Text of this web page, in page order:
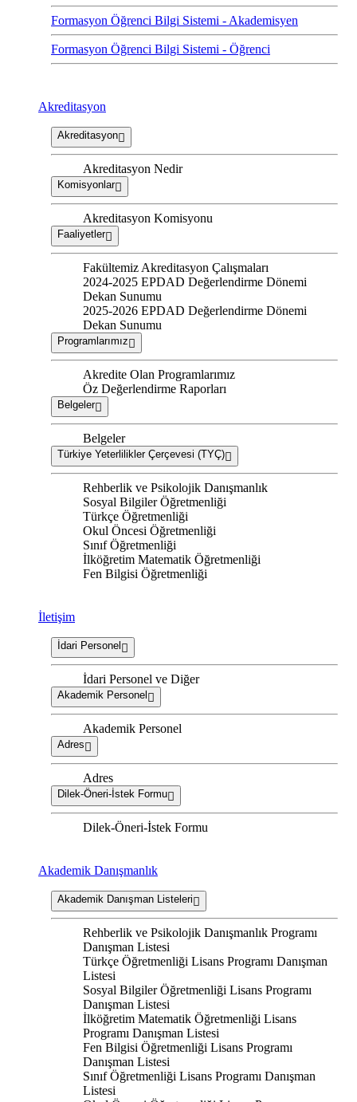
Formasyon Öğrenci Bilgi Sistemi - Akademisyen
Formasyon Öğrenci Bilgi Sistemi - Öğrenci
Akreditasyon
Akreditasyon
Akreditasyon Nedir
Komisyonlar
Akreditasyon Komisyonu
Faaliyetler
Fakültemiz Akreditasyon Çalışmaları
2024-2025 EPDAD Değerlendirme Dönemi
Dekan Sunumu
2025-2026 EPDAD Değerlendirme Dönemi
Dekan Sunumu
Programlarımız
Akredite Olan Programlarımız
Öz Değerlendirme Raporları
Belgeler
Belgeler
Türkiye Yeterlilikler Çerçevesi (TYÇ)
Rehberlik ve Psikolojik Danışmanlık
Sosyal Bilgiler Öğretmenliği
Türkçe Öğretmenliği
Okul Öncesi Öğretmenliği
Sınıf Öğretmenliği
İlköğretim Matematik Öğretmenliği
Fen Bilgisi Öğretmenliği
İletişim
İdari Personel
İdari Personel ve Diğer
Akademik Personel
Akademik Personel
Adres
Adres
Dilek-Öneri-İstek Formu
Dilek-Öneri-İstek Formu
Akademik Danışmanlık
Akademik Danışman Listeleri
Rehberlik ve Psikolojik Danışmanlık Programı
Danışman Listesi
Türkçe Öğretmenliği Lisans Programı Danışman
Listesi
Sosyal Bilgiler Öğretmenliği Lisans Programı
Danışman Listesi
İlköğretim Matematik Öğretmenliği Lisans
Programı Danışman Listesi
Fen Bilgisi Öğretmenliği Lisans Programı
Danışman Listesi
Sınıf Öğretmenliği Lisans Programı Danışman
Listesi